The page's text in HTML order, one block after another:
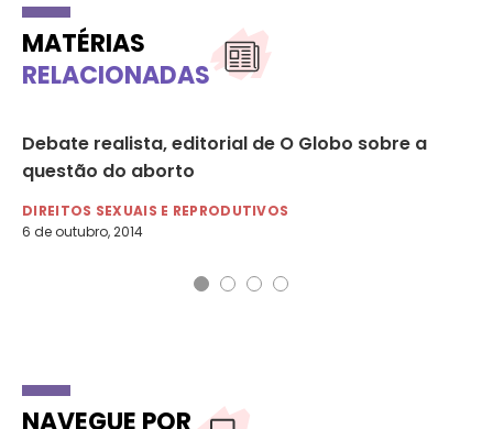
MATÉRIAS
RELACIONADAS
Debate realista, editorial de O Globo sobre a
questão do aborto
DIREITOS SEXUAIS E REPRODUTIVOS
6 de outubro, 2014
NAVEGUE POR